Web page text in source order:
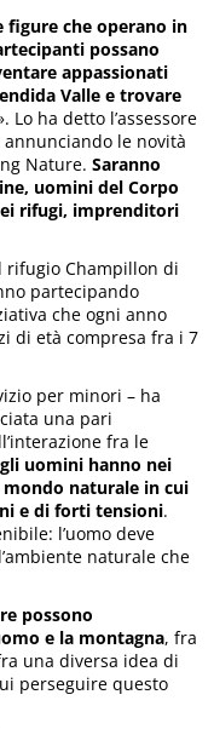
figure che operano in
possano
appassionati
Valle e trovare
Lo ha detto l’assessore
annunciando le novità
Nature.Saranno
uomini del Corpo
rifugi, imprenditori
rifugio Champillon di
partecipando
che ogni anno
di età compresa fra i 7
per minori – ha
una pari
fra le
gli uomini hanno nei
naturale in cui
e di forti tensioni.
l’uomo deve
naturale che
possono
e la montagna, fra
una diversa idea di
perseguire questo